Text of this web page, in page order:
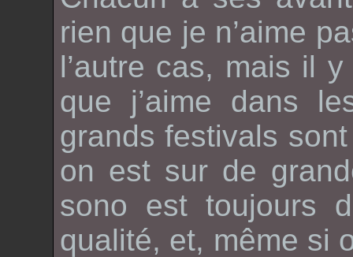
rien que je n’aime
l’autre cas, mais il
que j’aime dans
grands festivals
on est sur de
sono est toujours
qualité, et, même si